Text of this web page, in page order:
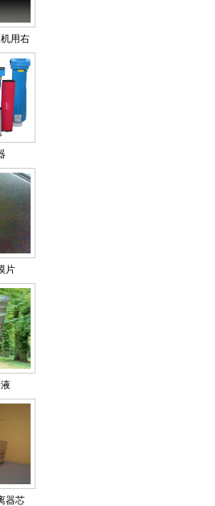
用右
片
器芯